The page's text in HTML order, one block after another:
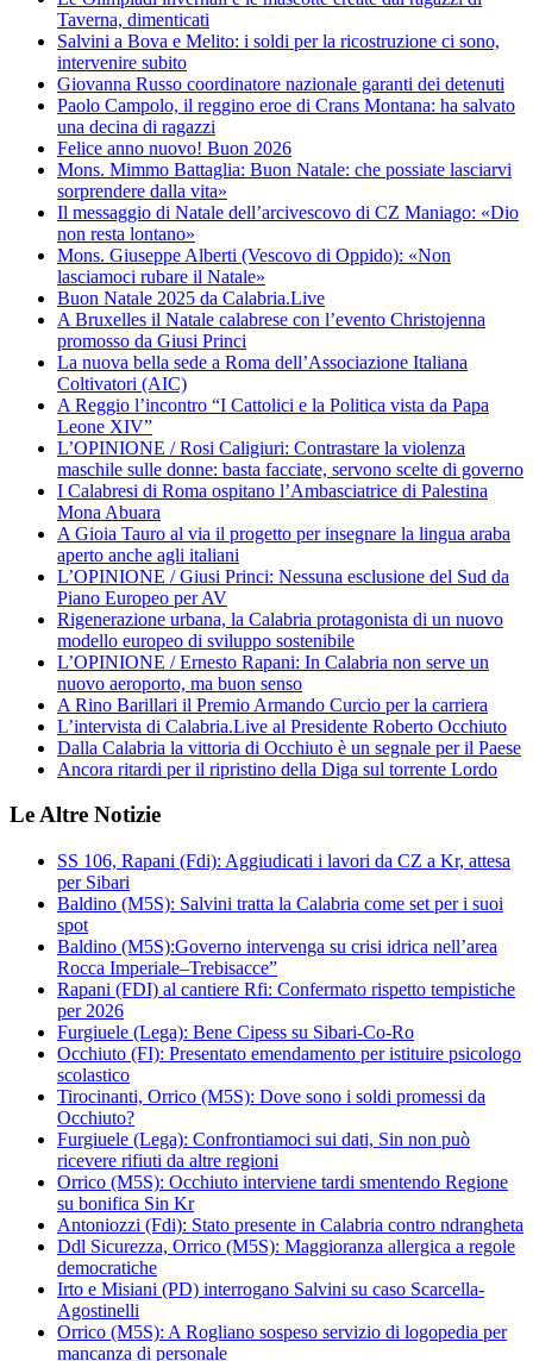
Taverna, dimenticati
Salvini a Bova e Melito: i soldi per la ricostruzione ci sono,
intervenire subito
Giovanna Russo coordinatore nazionale garanti dei detenuti
Paolo Campolo, il reggino eroe di Crans Montana: ha salvato
una decina di ragazzi
Felice anno nuovo! Buon 2026
Mons. Mimmo Battaglia: Buon Natale: che possiate lasciarvi
sorprendere dalla vita»
Il messaggio di Natale dell’arcivescovo di CZ Maniago: «Dio
non resta lontano»
Mons. Giuseppe Alberti (Vescovo di Oppido): «Non
lasciamoci rubare il Natale»
Buon Natale 2025 da Calabria.Live
A Bruxelles il Natale calabrese con l’evento Christojenna
promosso da Giusi Princi
La nuova bella sede a Roma dell’Associazione Italiana
Coltivatori (AIC)
A Reggio l’incontro “I Cattolici e la Politica vista da Papa
Leone XIV”
L’OPINIONE / Rosi Caligiuri: Contrastare la violenza
maschile sulle donne: basta facciate, servono scelte di governo
I Calabresi di Roma ospitano l’Ambasciatrice di Palestina
Mona Abuara
A Gioia Tauro al via il progetto per insegnare la lingua araba
aperto anche agli italiani
L’OPINIONE / Giusi Princi: Nessuna esclusione del Sud da
Piano Europeo per AV
Rigenerazione urbana, la Calabria protagonista di un nuovo
modello europeo di sviluppo sostenibile
L’OPINIONE / Ernesto Rapani: In Calabria non serve un
nuovo aeroporto, ma buon senso
A Rino Barillari il Premio Armando Curcio per la carriera
L’intervista di Calabria.Live al Presidente Roberto Occhiuto
Dalla Calabria la vittoria di Occhiuto è un segnale per il Paese
Ancora ritardi per il ripristino della Diga sul torrente Lordo
Le Altre Notizie
SS 106, Rapani (Fdi): Aggiudicati i lavori da CZ a Kr, attesa
per Sibari
Baldino (M5S): Salvini tratta la Calabria come set per i suoi
spot
Baldino (M5S):Governo intervenga su crisi idrica nell’area
Rocca Imperiale–Trebisacce”
Rapani (FDI) al cantiere Rfi: Confermato rispetto tempistiche
per 2026
Furgiuele (Lega): Bene Cipess su Sibari-Co-Ro
Occhiuto (FI): Presentato emendamento per istituire psicologo
scolastico
Tirocinanti, Orrico (M5S): Dove sono i soldi promessi da
Occhiuto?
Furgiuele (Lega): Confrontiamoci sui dati, Sin non può
ricevere rifiuti da altre regioni
Orrico (M5S): Occhiuto interviene tardi smentendo Regione
su bonifica Sin Kr
Antoniozzi (Fdi): Stato presente in Calabria contro ndrangheta
Ddl Sicurezza, Orrico (M5S): Maggioranza allergica a regole
democratiche
Irto e Misiani (PD) interrogano Salvini su caso Scarcella-
Agostinelli
Orrico (M5S): A Rogliano sospeso servizio di logopedia per
mancanza di personale